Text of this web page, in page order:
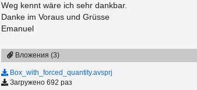
Weg kennt wäre ich sehr dankbar.
Danke im Voraus und Grüsse
Emanuel
Вложения (3)
Box_with_forced_quantity.avsprj
Загружено 692 раз